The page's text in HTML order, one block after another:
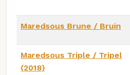
Maredsous Brune / Bruin
Maredsous Triple / Tripel
(2018)